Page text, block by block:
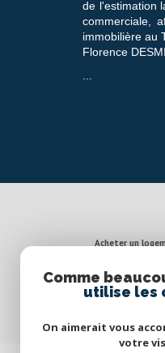
de l'estimation
commerciale,
immobilière au
Florence
Acheter un logement à Le Touquet, par type de
Maisons à
Comme
utilise les
On aimerait vous
votre